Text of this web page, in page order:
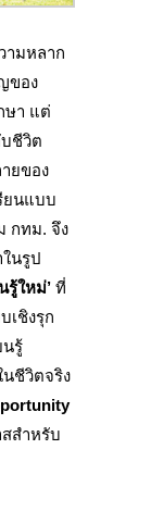
ามหลาก
ของ
า แต่
ชีวิต
ยของ
ยนแบบ
กทม. จึง
นรูป
รู้ใหม่’ ที่
เชิงรุก
นรู้
ชีวิตจริง
สำหรับ